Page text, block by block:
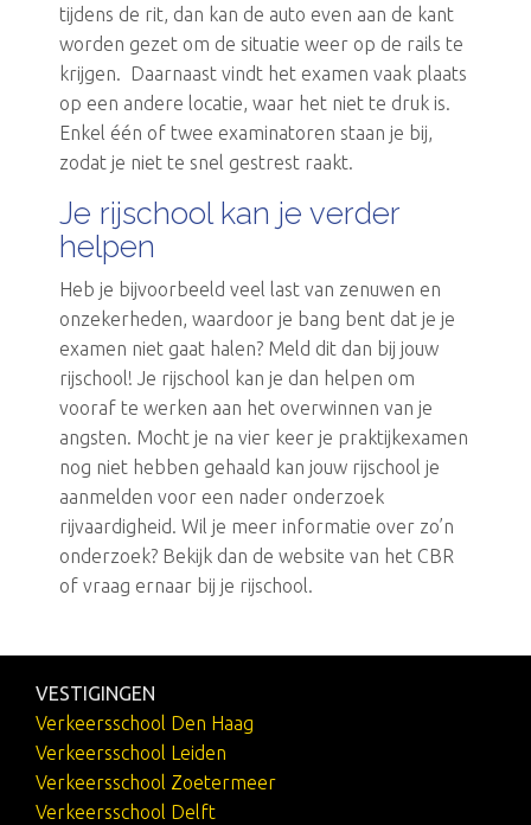
tijdens de rit, dan kan de auto even aan de kant
worden gezet om de situatie weer op de rails te
krijgen. Daarnaast vindt het examen vaak plaats
op een andere locatie, waar het niet te druk is.
Enkel één of twee examinatoren staan je bij,
zodat je niet te snel gestrest raakt.
Je rijschool kan je verder
helpen
Heb je bijvoorbeeld veel last van zenuwen en
onzekerheden, waardoor je bang bent dat je je
examen niet gaat halen? Meld dit dan bij jouw
rijschool! Je rijschool kan je dan helpen om
vooraf te werken aan het overwinnen van je
angsten. Mocht je na vier keer je praktijkexamen
nog niet hebben gehaald kan jouw rijschool je
aanmelden voor een nader onderzoek
rijvaardigheid. Wil je meer informatie over zo’n
onderzoek? Bekijk dan de website van het CBR
of vraag ernaar bij je rijschool.
VESTIGINGEN
Verkeersschool Den Haag
Verkeersschool Leiden
Verkeersschool Zoetermeer
Verkeersschool Delft